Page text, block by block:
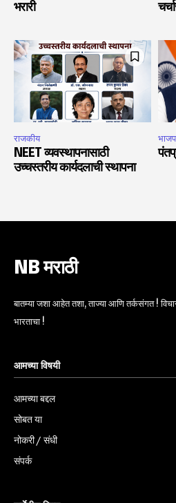
भरारी
राजकीय
NEET व्यवस्थापनासाठी
उच्चस्तरीय कार्यदलाची स्थापना
NB मराठी
बातम्या जशा आहेत तशा, ताज्या आणि तर्कसंगत !
भारताचा !
आमच्या विषयी
आमच्या बद्दल
सोबत या
नोकरी / संधी
संपर्क